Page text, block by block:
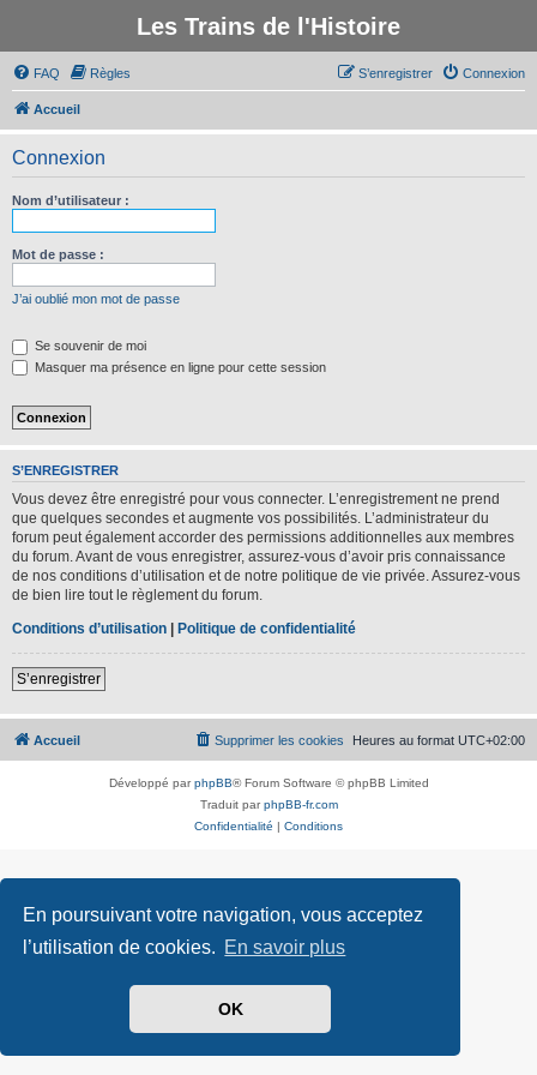
En poursuivant votre navigation, vous acceptez
l’utilisation de cookies. En savoir plus
OK
Les Trains de l'Histoire
FAQ Règles Connexion
S’enregistrer
Accueil
Connexion
Nom d’utilisateur :
Mot de passe :
J’ai oublié mon mot de passe
Se souvenir de moi
Masquer ma présence en ligne pour cette session
S’ENREGISTRER
Vous devez être enregistré pour vous connecter. L’enregistrement ne prend
que quelques secondes et augmente vos possibilités. L’administrateur du
forum peut également accorder des permissions additionnelles aux membres
du forum. Avant de vous enregistrer, assurez-vous d’avoir pris connaissance
de nos conditions d’utilisation et de notre politique de vie privée. Assurez-vous
de bien lire tout le règlement du forum.
Conditions d’utilisation | Politique de confidentialité
S’enregistrer
Accueil Heures au format UTC+02:00
Supprimer les cookies
Développé parphpBB® Forum Software © phpBB Limited
Traduit parphpBB-fr.com
Confidentialité | Conditions